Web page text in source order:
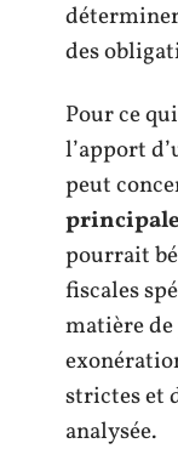
des
Pour ce
l’apport
peut
principale
pourrait
fiscales
matière
strictes et
analysée.